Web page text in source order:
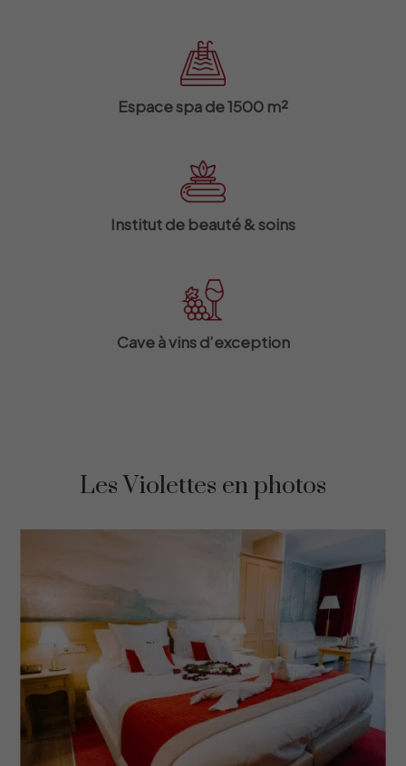
Espace spa de 1500 m²
Institut de beauté & soins
Cave à vins d’exception
Les Violettes en photos